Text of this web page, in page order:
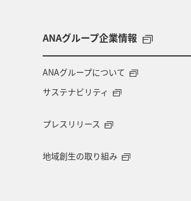
ANAのふるさと納税
ANAグループ企業情報
ANAグループについて
サステナビリティ
プレスリリース
地域創生の取り組み